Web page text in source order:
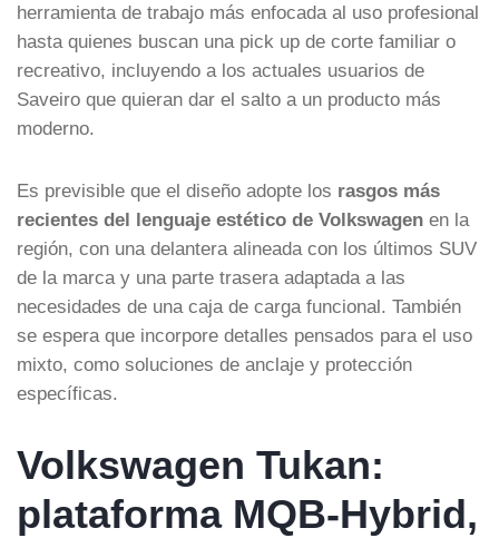
herramienta de trabajo más enfocada al uso profesional
hasta quienes buscan una pick up de corte familiar o
recreativo, incluyendo a los actuales usuarios de
Saveiro que quieran dar el salto a un producto más
moderno.
Es previsible que el diseño adopte los rasgos más
recientes del lenguaje estético de Volkswagen en la
región, con una delantera alineada con los últimos SUV
de la marca y una parte trasera adaptada a las
necesidades de una caja de carga funcional. También
se espera que incorpore detalles pensados para el uso
mixto, como soluciones de anclaje y protección
específicas.
Volkswagen Tukan:
plataforma MQB-Hybrid,